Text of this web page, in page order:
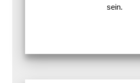
sein.